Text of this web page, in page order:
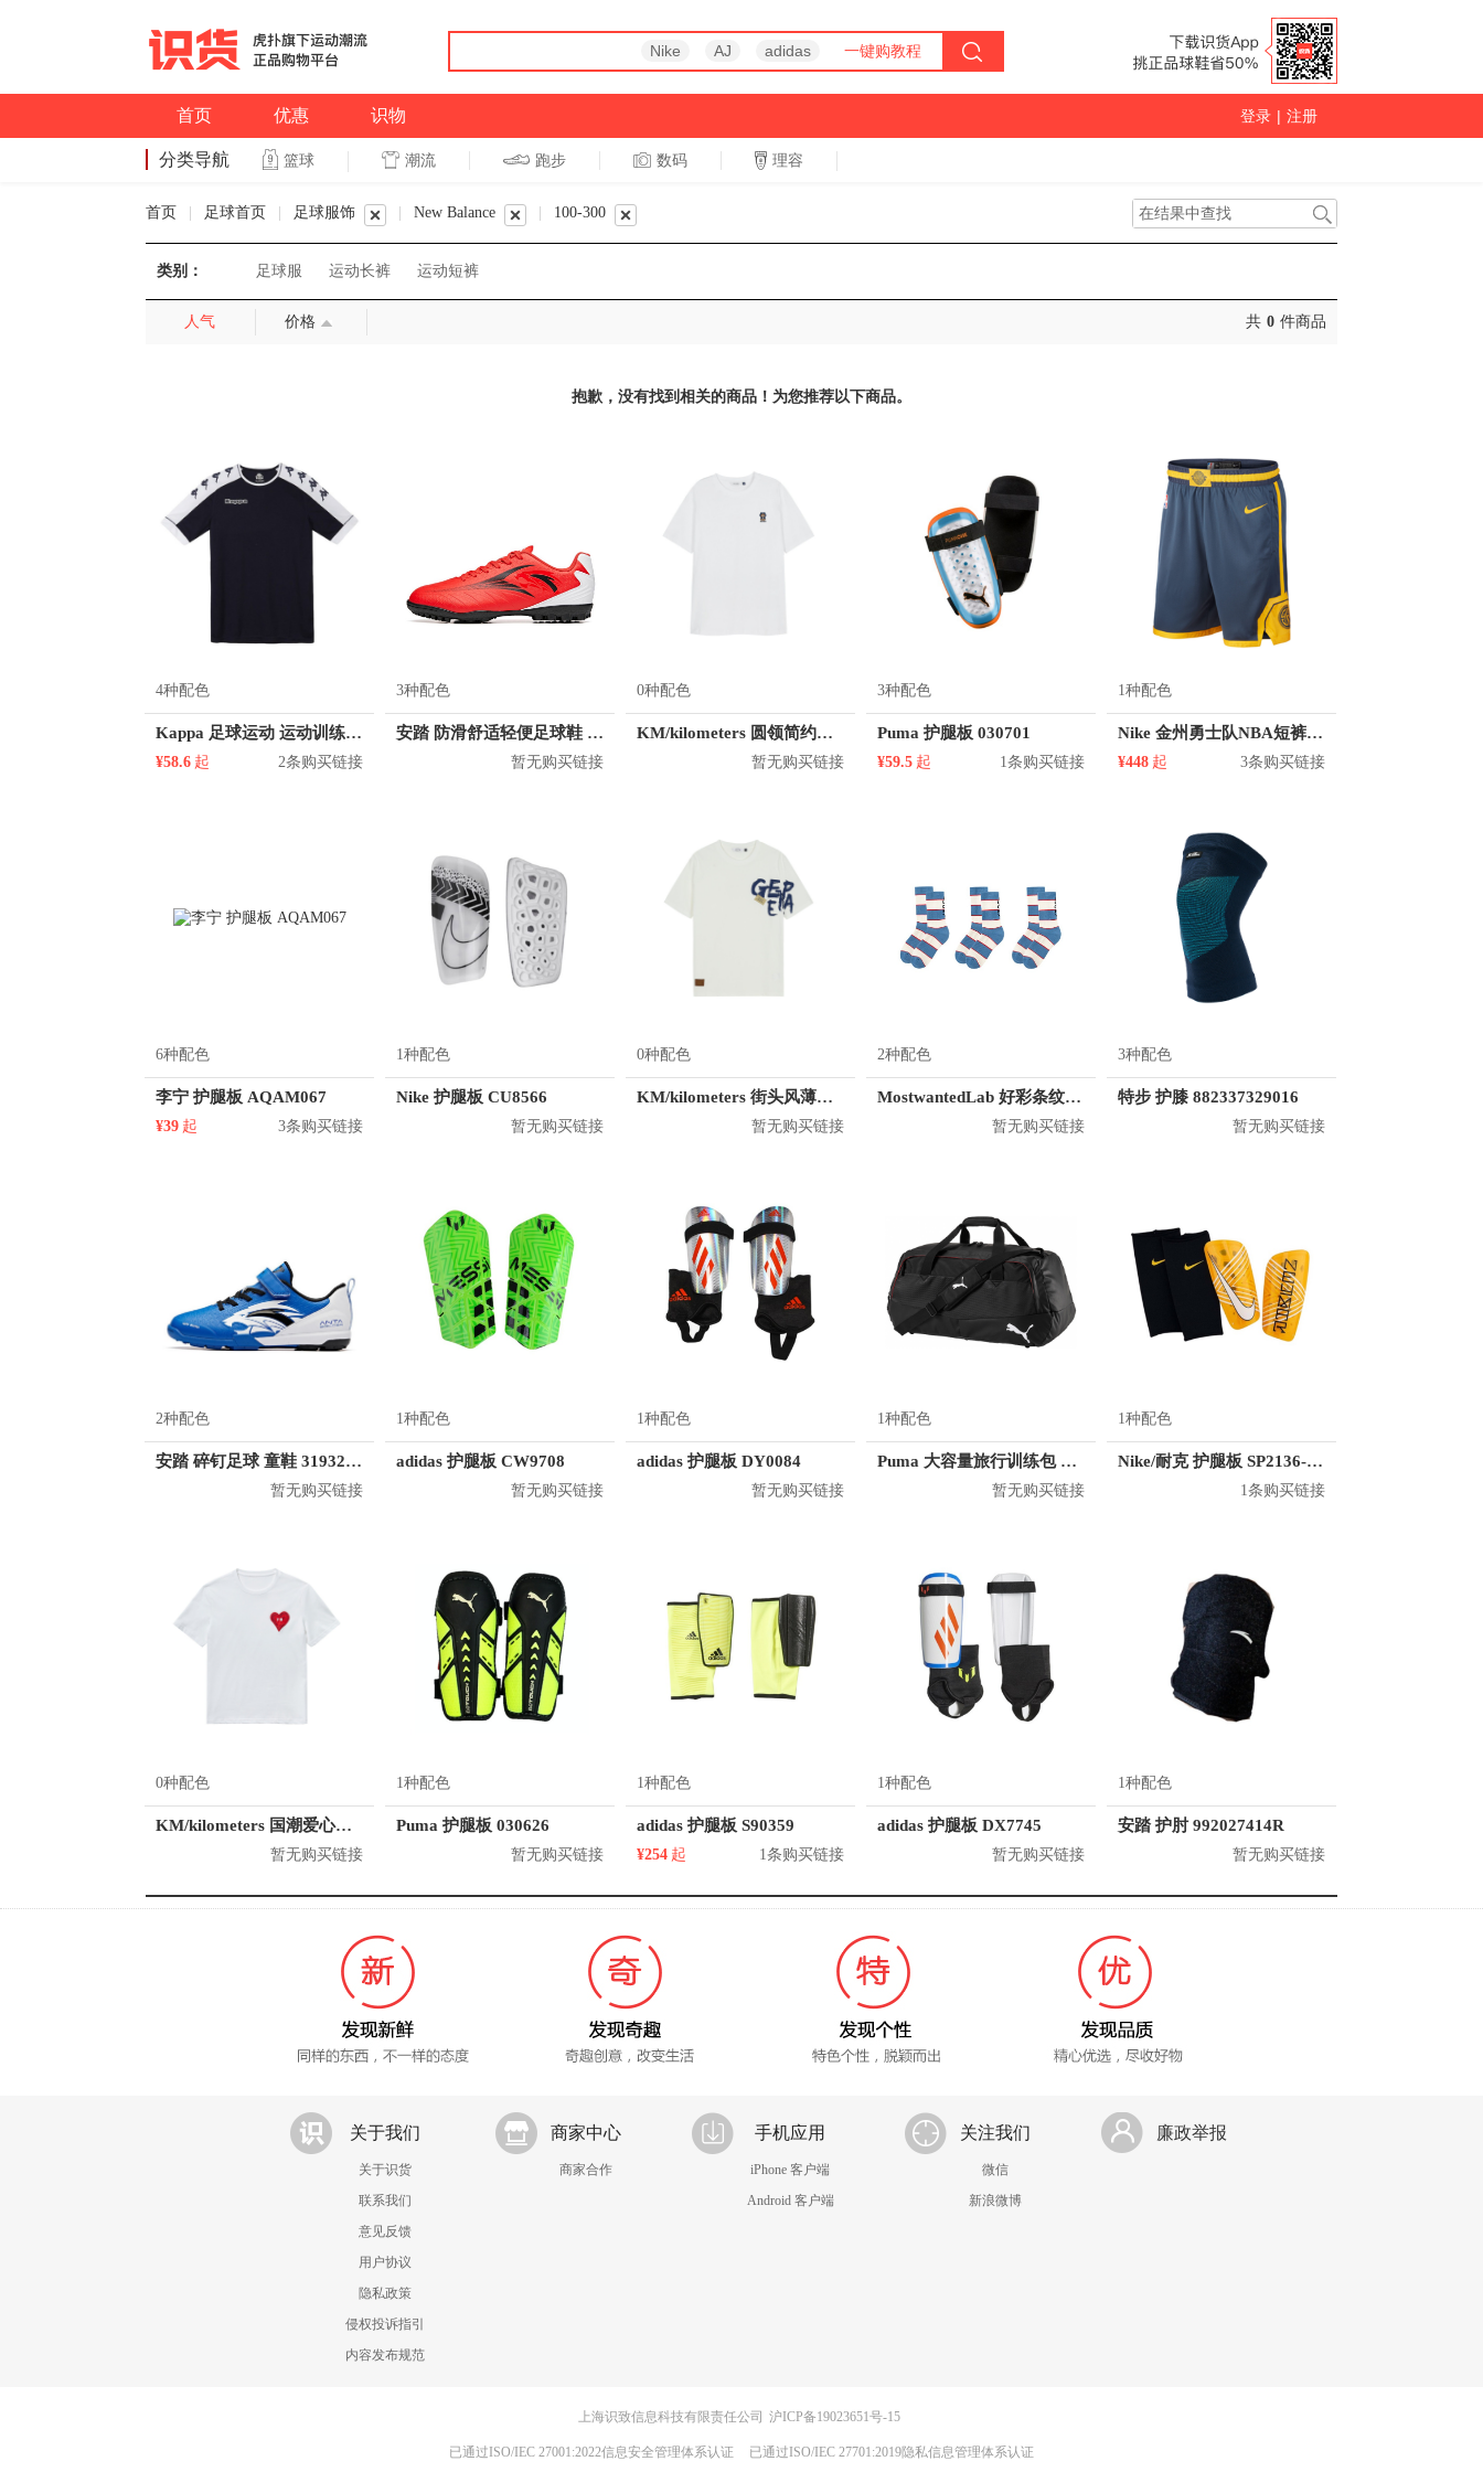
Nike AJ adidas 一键购教程
首页 优惠 识物 登录 | 注册
分类导航 篮球 潮流 跑步 数码 理容
首页 足球首页 足球服饰 New Balance 100-300
类别： 足球服 运动长裤 运动短裤
人气 价格 共 0 件商品
抱歉，没有找到相关的商品！为您推荐以下商品。
4种配色
Kappa 足球运动 运动训练球衣 K0812TD07S
¥58.6 起 2条购买链接
3种配色
安踏 防滑舒适轻便足球鞋 912032201
暂无购买链接
0种配色
KM/kilometers 圆领简约短袖T恤 M2X2108073
暂无购买链接
3种配色
Puma 护腿板 030701
¥59.5 起 1条购买链接
1种配色
Nike 金州勇士队NBA短裤 912102
¥448 起 3条购买链接
6种配色
李宁 护腿板 AQAM067
¥39 起 3条购买链接
1种配色
Nike 护腿板 CU8566
暂无购买链接
0种配色
KM/kilometers 街头风薄款印花短袖T恤 男女同款 M2X2108248
暂无购买链接
2种配色
MostwantedLab 好彩条纹袜子套装 MWL
暂无购买链接
3种配色
特步 护膝 882337329016
暂无购买链接
2种配色
安踏 碎钉足球 童鞋 31932212
暂无购买链接
1种配色
adidas 护腿板 CW9708
暂无购买链接
1种配色
adidas 护腿板 DY0084
暂无购买链接
1种配色
Puma 大容量旅行训练包 074906
暂无购买链接
1种配色
Nike/耐克 护腿板 SP2136-728
1条购买链接
0种配色
KM/kilometers 国潮爱心短袖T恤 M2X2108466
暂无购买链接
1种配色
Puma 护腿板 030626
暂无购买链接
1种配色
adidas 护腿板 S90359
¥254 起 1条购买链接
1种配色
adidas 护腿板 DX7745
暂无购买链接
1种配色
安踏 护肘 992027414R
暂无购买链接
关于我们
关于识货
联系我们
意见反馈
用户协议
隐私政策
侵权投诉指引
内容发布规范
商家中心
商家合作
手机应用
iPhone 客户端
Android 客户端
关注我们
微信
新浪微博
廉政举报
上海识致信息科技有限责任公司 沪ICP备19023651号-15
已通过ISO/IEC 27001:2022信息安全管理体系认证 已通过ISO/IEC 27701:2019隐私信息管理体系认证